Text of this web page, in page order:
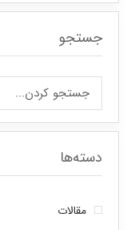
جستجو
دسته‌ها
مقالات